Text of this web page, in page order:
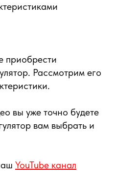
приобрести
Рассмотрим его
вы уже точно будете
вам выбрать и
YouTube канал